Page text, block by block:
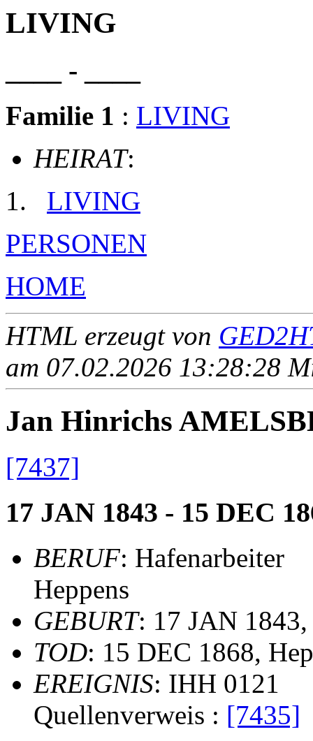
LIVING
____ - ____
Familie 1 : LIVING
HEIRAT:
LIVING
PERSONEN
HOME
HTML erzeugt von
am 07.02.2026 13:28:28
Jan Hinrichs
[7437]
17 JAN 1843 - 15 DEC
BERUF: Hafenarbeiter
Heppens
GEBURT: 17 JAN
TOD: 15 DEC 1868,
EREIGNIS: IHH 0121
Quellenverweis : [7435]